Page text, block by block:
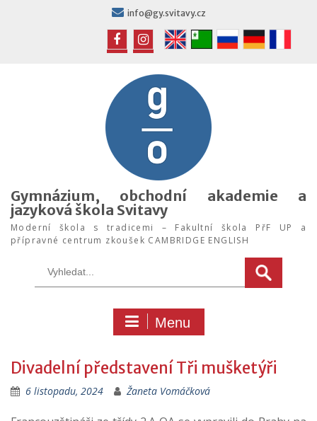
info@gy.svitavy.cz
FB IG
Gymnázium, obchodní akademie a
jazyková škola Svitavy
Moderní škola s tradicemi – Fakultní škola PřF UP a
přípravné centrum zkoušek CAMBRIDGE ENGLISH
Menu
Divadelní představení Tři mušketýři
6 listopadu, 2024 Žaneta Vomáčková